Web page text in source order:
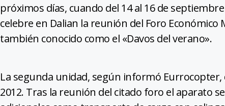
próximos días, cuando del 14 al 16 de
celebre en Dalian la reunión del Foro Económico
también conocido como el «Davos del verano».
La segunda unidad, según informó
2012. Tras la reunión del citado foro el aparato